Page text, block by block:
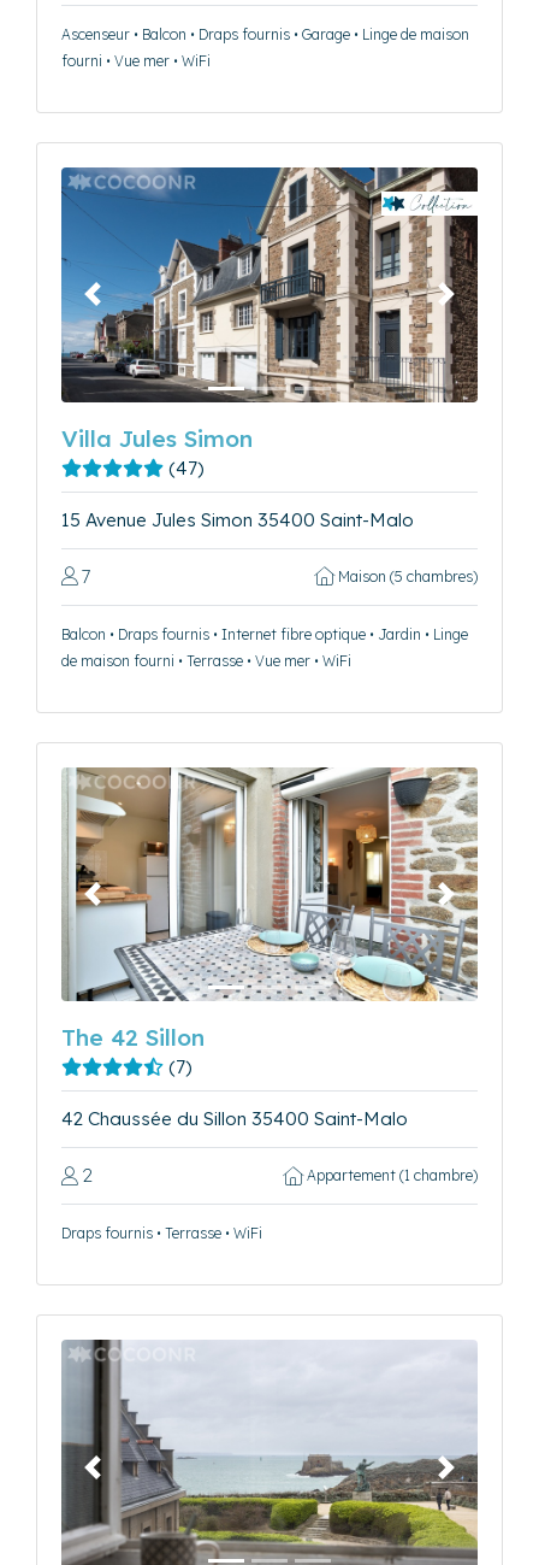
Ascenseur • Balcon • Draps fournis • Garage • Linge de maison
fourni • Vue mer • WiFi
Précédent Suivant
Villa Jules Simon
(47)
15 Avenue Jules Simon 35400 Saint-Malo
7 Maison (5 chambres)
Balcon • Draps fournis • Internet fibre optique • Jardin • Linge
de maison fourni • Terrasse • Vue mer • WiFi
Précédent Suivant
The 42 Sillon
(7)
42 Chaussée du Sillon 35400 Saint-Malo
2 Appartement (1 chambre)
Draps fournis • Terrasse • WiFi
Précédent Suivant